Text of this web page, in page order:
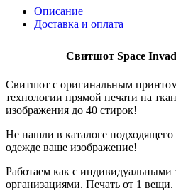
Описание
Доставка и оплата
Свитшот Space
Свитшот с оригинальным
технологии прямой печати на
изображения до 40 стирок!
Не нашли в каталоге
одежде ваше изображение!
Работаем как с индивидуальными
организациями. Печать от 1